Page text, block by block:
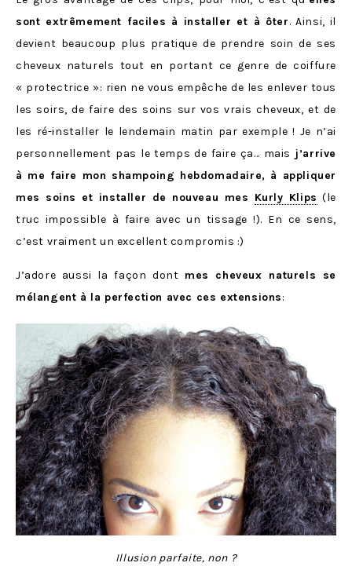
sont extrêmement faciles à installer et à ôter. Ainsi, il
devient beaucoup plus pratique de prendre soin de ses
cheveux naturels tout en portant ce genre de coiffure
« protectrice »: rien ne vous empêche de les enlever tous
les soirs, de faire des soins sur vos vrais cheveux, et de
les ré-installer le lendemain matin par exemple ! Je n’ai
personnellement pas le temps de faire ça… mais j’arrive
à me faire mon shampoing hebdomadaire, à appliquer
mes soins et installer de nouveau mes Kurly Klips (le
truc impossible à faire avec un tissage !). En ce sens,
c’est vraiment un excellent compromis :)
J’adore aussi la façon dont mes cheveux naturels se
mélangent à la perfection avec ces extensions:
Illusion parfaite, non ?